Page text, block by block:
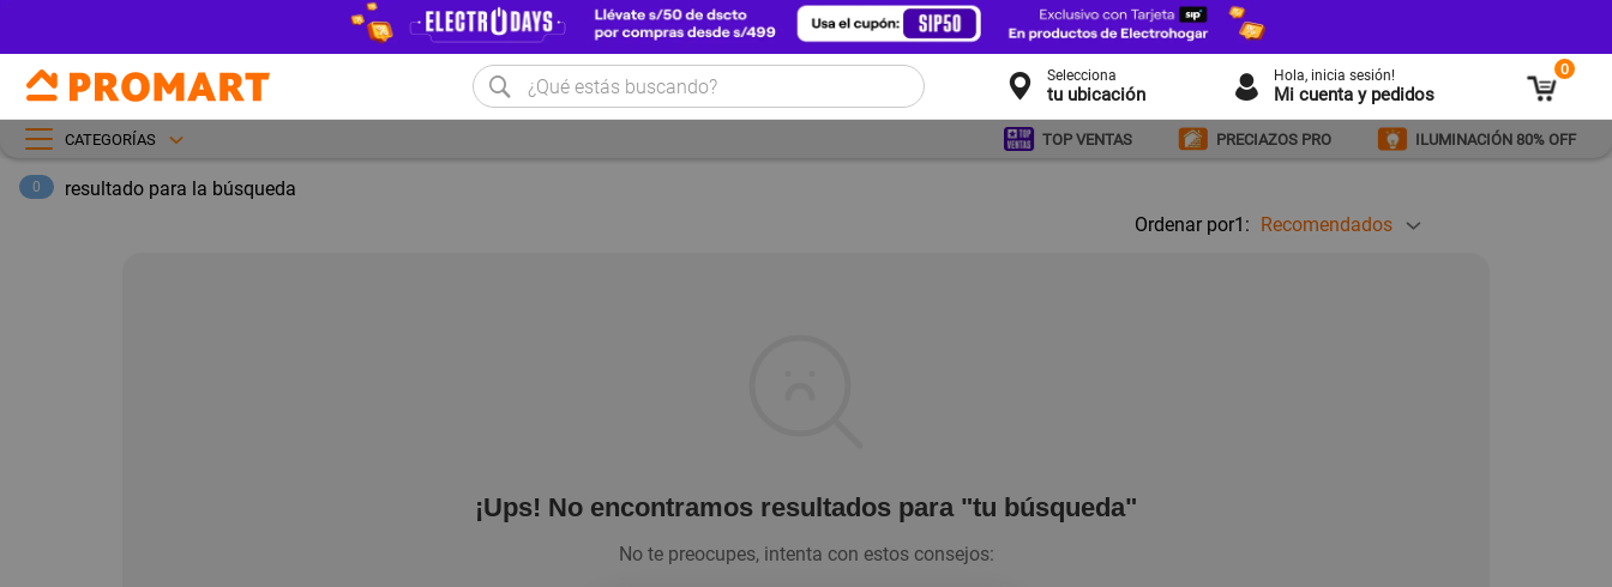
Selecciona
tu ubicación
Hola, inicia sesión!
Mi cuenta y pedidos
0
CATEGORÍAS TOP VENTAS PRECIAZOS PRO ILUMINACIÓN 80% OFF
0
resultado para la búsqueda
Ordenar por1: Recomendados
¡Ups! No encontramos resultados para "tu búsqueda"
No te preocupes, intenta con estos consejos: